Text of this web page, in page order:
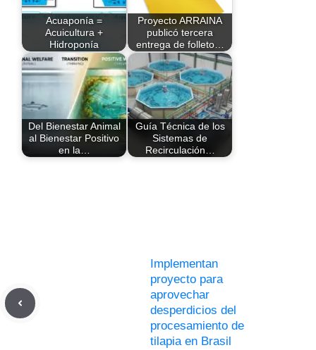
Acuaponía =
Acuicultura +
Hidroponía
Proyecto ARRAINA
publicó tercera
entrega de folleto…
Del Bienestar Animal
al Bienestar Positivo
en la…
Guía Técnica de los
Sistemas de
Recirculación…
Implementan
proyecto para
aprovechar
desperdicios del
procesamiento de
tilapia en Brasil